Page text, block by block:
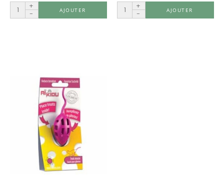
+
-
AJOUTER
+
-
AJOUTER